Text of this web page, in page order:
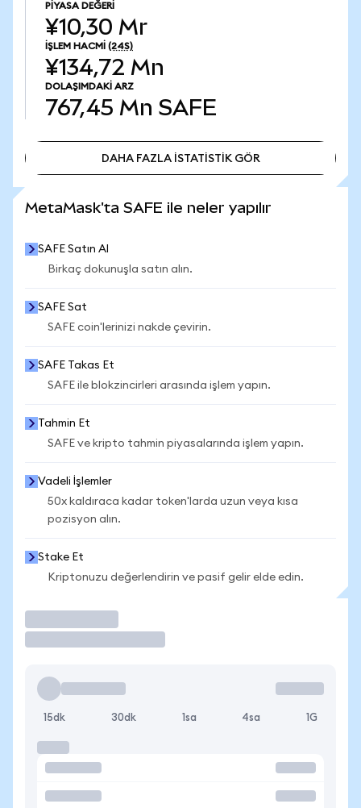
PIYASA DEĞERI
¥10,30 Mr
İŞLEM HACMI (24S)
¥134,72 Mn
DOLAŞIMDAKI ARZ
767,45 Mn SAFE
DAHA FAZLA İSTATİSTİK GÖR
MetaMask'ta SAFE ile neler yapılır
SAFE Satın Al
Birkaç dokunuşla satın alın.
SAFE Sat
SAFE coin'lerinizi nakde çevirin.
SAFE Takas Et
SAFE ile blokzincirleri arasında işlem yapın.
Tahmin Et
SAFE ve kripto tahmin piyasalarında işlem yapın.
Vadeli İşlemler
50x kaldıraca kadar token'larda uzun veya kısa
pozisyon alın.
Stake Et
Kriptonuzu değerlendirin ve pasif gelir elde edin.
15dk 30dk 1sa 4sa 1G